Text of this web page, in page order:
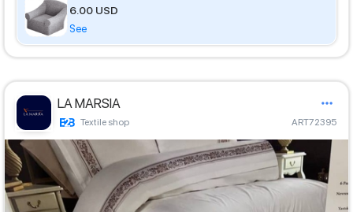
6.00 USD
See
LA MARSIA
Textile shop ART72395